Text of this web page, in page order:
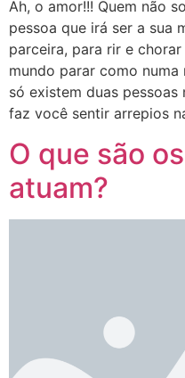
Ah, o amor!!! Quem não
pessoa que irá ser a sua
parceira, para rir e
mundo parar como
só existem duas
faz você sentir arrepios
O que são
atuam?